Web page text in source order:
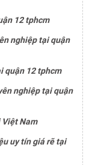
12 tphcm
nghiệp tại quận
quận 12 tphcm
nghiệp tại quận
Nam
uy tín giá rẽ tại